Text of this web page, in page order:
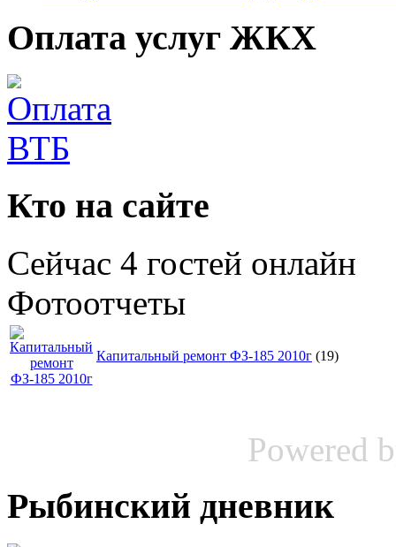
Оплата услуг ЖКХ
Кто на сайте
Сейчас 4 гостей онлайн
Фотоотчеты
Капитальный ремонт ФЗ-185 2010г (19)
Powered
Рыбинский дневник